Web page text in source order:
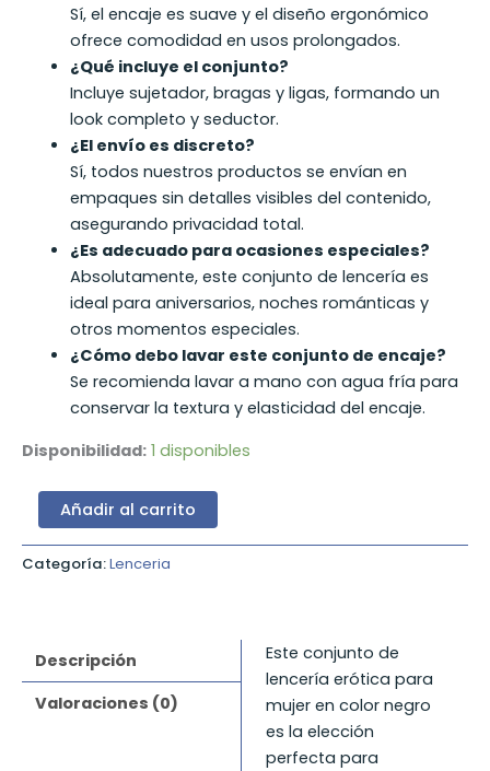
Sí, el encaje es suave y el diseño ergonómico
ofrece comodidad en usos prolongados.
¿Qué incluye el conjunto?
Incluye sujetador, bragas y ligas, formando un
look completo y seductor.
¿El envío es discreto?
Sí, todos nuestros productos se envían en
empaques sin detalles visibles del contenido,
asegurando privacidad total.
¿Es adecuado para ocasiones especiales?
Absolutamente, este conjunto de lencería es
ideal para aniversarios, noches románticas y
otros momentos especiales.
¿Cómo debo lavar este conjunto de encaje?
Se recomienda lavar a mano con agua fría para
conservar la textura y elasticidad del encaje.
Disponibilidad: 1 disponibles
Conjunto
de
Lencería
Erótica
Ligas
Añadir al carrito
Categoría:Lenceria
Descripción
Valoraciones (0)
Este conjunto de
lencería erótica para
mujer en color negro
es la elección
perfecta para